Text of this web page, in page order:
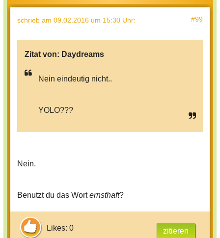
schrieb am 09.02.2016 um 15:30 Uhr: #99
Zitat von: Daydreams
Nein eindeutig nicht..
YOLO???
Nein.
Benutzt du das Worternsthaft?
Likes: 0 zitieren